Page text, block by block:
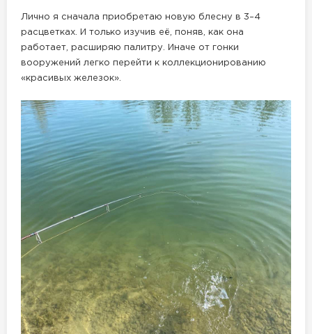
Лично я сначала приобретаю новую блесну в 3–4
расцветках. И только изучив её, поняв, как она
работает, расширяю палитру. Иначе от гонки
вооружений легко перейти к коллекционированию
«красивых железок».